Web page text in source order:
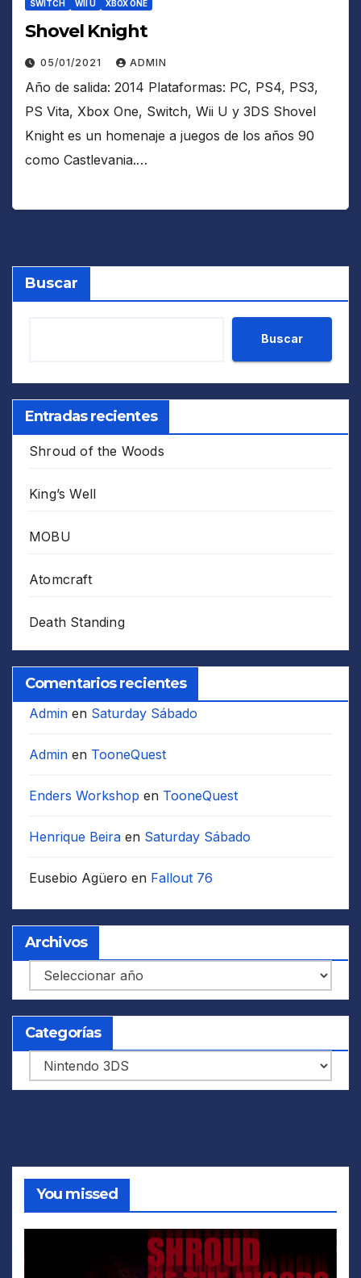
SWITCH WII U XBOX ONE
Shovel Knight
05/01/2021 ADMIN
Año de salida: 2014 Plataformas: PC, PS4, PS3,
PS Vita, Xbox One, Switch, Wii U y 3DS Shovel
Knight es un homenaje a juegos de los años 90
como Castlevania.…
Buscar
Buscar
Entradas recientes
Shroud of the Woods
King’s Well
MOBU
Atomcraft
Death Standing
Comentarios recientes
Admin en Saturday Sábado
Admin en TooneQuest
Enders Workshop en TooneQuest
Henrique Beira en Saturday Sábado
Eusebio Agüero en Fallout 76
Archivos
Archivos
Categorías
Categorías
You missed